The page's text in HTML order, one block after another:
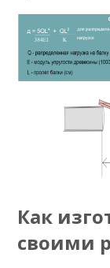
Как
своими